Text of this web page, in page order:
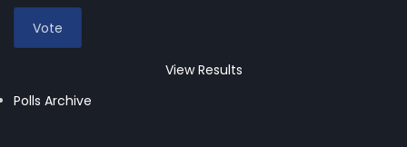
View Results
Polls Archive